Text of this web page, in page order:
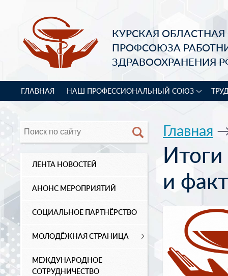
КУРСКАЯ
ПРОФСОЮЗА
ЗДРАВООХРАНЕНИЯ
ГЛАВНАЯ НАШ ПРОФЕССИОНАЛЬНЫЙ СОЮЗ
ЛЕНТА НОВОСТЕЙ
АНОНС МЕРОПРИЯТИЙ
СОЦИАЛЬНОЕ ПАРТНЁРСТВО
МОЛОДЁЖНАЯ СТРАНИЦА
МЕЖДУНАРОДНОЕ
СОТРУДНИЧЕСТВО
Главная
Итоги
и